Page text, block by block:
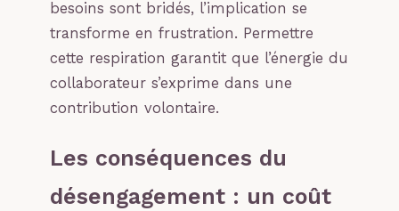
besoins sont bridés, l’implication se
transforme en frustration. Permettre
cette respiration garantit que l’énergie du
collaborateur s’exprime dans une
contribution volontaire.
Les conséquences du
désengagement : un coût